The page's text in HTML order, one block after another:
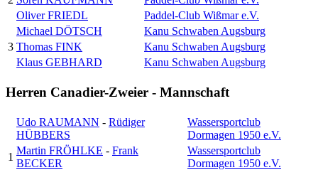
Oliver FRIEDL
Paddel-Club Wißmar e.V.
3
Michael DÖTSCH
Kanu Schwaben Augsburg
Thomas FINK
Kanu Schwaben Augsburg
Klaus GEBHARD
Kanu Schwaben Augsburg
Herren Canadier-Zweier - Mannschaft
1
Udo RAUMANN - Rüdiger
HÜBBERS
Wassersportclub
Dormagen 1950 e.V.
Martin FRÖHLKE - Frank
BECKER
Wassersportclub
Dormagen 1950 e.V.